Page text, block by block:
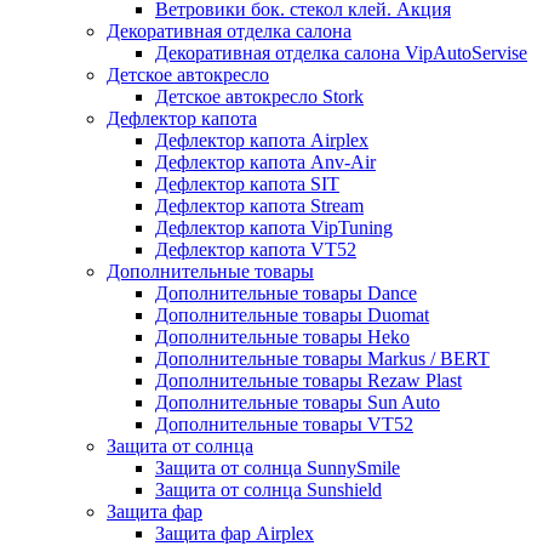
Ветровики бок. стекол клей. Акция
Декоративная отделка салона
Декоративная отделка салона VipAutoServise
Детское автокресло
Детское автокресло Stork
Дефлектор капота
Дефлектор капота Airplex
Дефлектор капота Anv-Air
Дефлектор капота SIT
Дефлектор капота Stream
Дефлектор капота VipTuning
Дефлектор капота VT52
Дополнительные товары
Дополнительные товары Dance
Дополнительные товары Duomat
Дополнительные товары Heko
Дополнительные товары Markus / BERT
Дополнительные товары Rezaw Plast
Дополнительные товары Sun Auto
Дополнительные товары VT52
Защита от солнца
Защита от солнца SunnySmile
Защита от солнца Sunshield
Защита фар
Защита фар Airplex